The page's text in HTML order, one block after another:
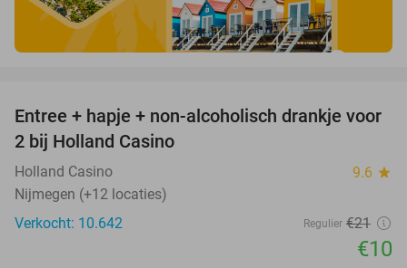
52%
Entree + hapje + non-alcoholisch drankje voor
2 bij Holland Casino
Holland Casino 9.6 star
Nijmegen (+12 locaties)
Verkocht: 10.642
Regulier €21
€10